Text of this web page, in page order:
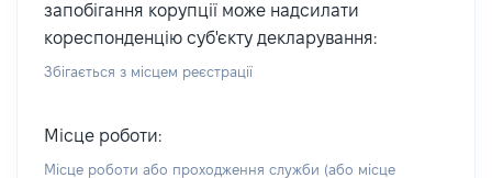
запобігання корупції може надсилати
кореспонденцію суб'єкту декларування:
Збігається з місцем реєстрації
Місце роботи:
Місце роботи або проходження служби (або місце